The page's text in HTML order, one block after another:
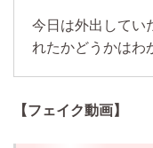
今日は外出してい
れたかどうかはわ
【フェイク動画】